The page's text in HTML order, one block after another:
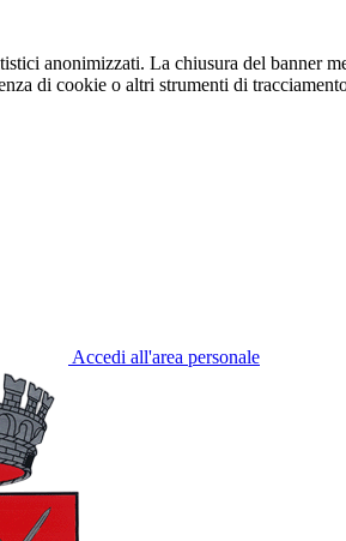
anonimizzati. La chiusura del banner
di cookie o altri strumenti di
Accedi all'area personale